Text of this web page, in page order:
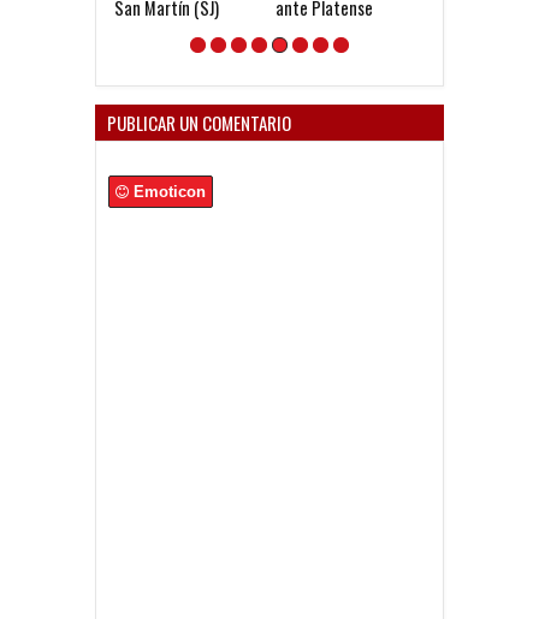
San Martín (SJ)
ante Platense
PUBLICAR UN COMENTARIO
Emoticon